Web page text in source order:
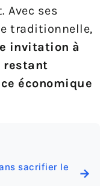
Avec ses
traditionnelle,
invitation à
restant
économique
sacrifier le
→